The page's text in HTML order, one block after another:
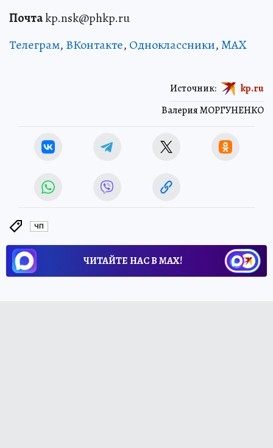
Почтаkp.nsk@phkp.ru
Телеграм, ВКонтакте, Одноклассники,MAX
Валерия МОРГУНЕНКО
Источник: kp.ru
ЧП
ЧИТАЙТЕ НАС В МАХ!